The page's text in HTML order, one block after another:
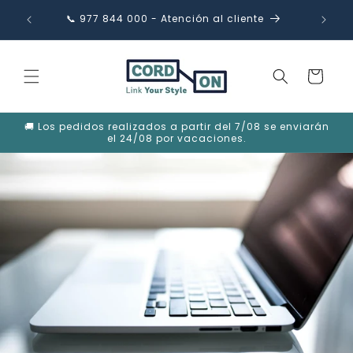
directamente📞 977 844 000 - Atención al cliente ✉️
Carrito
🚚 Los pedidos realizados a partir del 7/08 se enviarán
el 24/08 por vacaciones.